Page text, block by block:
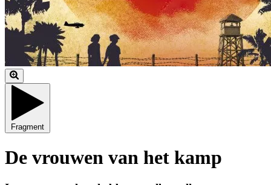
Fragment
De vrouwen van het kamp